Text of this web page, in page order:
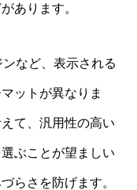
あります。
など、表示される
ットが異なりま
て、汎用性の高い
ぶことが望ましい
らさを防げます。